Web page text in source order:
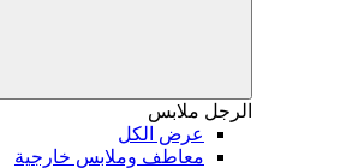
الرجل ملابس
عرض الكل
معاطف وملابس خارجية